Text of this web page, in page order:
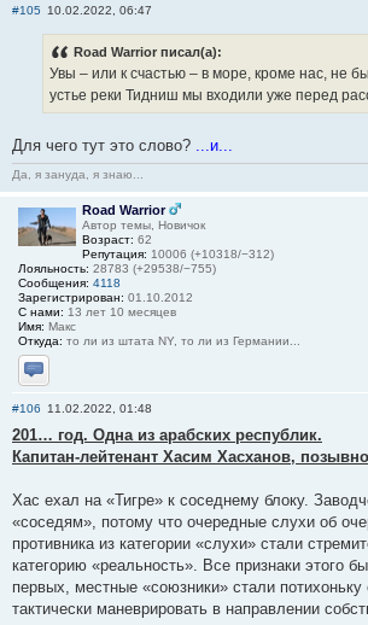
#105 10.02.2022, 06:47
Road Warrior писал(а):
Увы – или к счастью – в море, кроме нас, не
устье реки Тидниш мы входили уже перед
Для чего тут это слово? ...и...
Да, я зануда, я знаю...
Road Warrior
Автор темы, Новичок
Возраст: 62
Репутация: 10006 (+10318/−312)
Лояльность: 28783 (+29538/−755)
Сообщения: 4118
Зарегистрирован: 01.10.2012
С нами: 13 лет 10 месяцев
Имя: Макс
Откуда: то ли из штата NY, то ли из Германии...
Отправить личное сообщение
#106 11.02.2022, 01:48
201… год. Одна из арабских республик.
Капитан-лейтенант Хасим Хасханов,
Хас ехал на «Тигре» к соседнему блоку.
«соседям», потому что очередные слухи об
противника из категории «слухи» стали
категорию «реальность». Все признаки этого
первых, местные «союзники» стали потихоньку
тактически маневрировать в направлении